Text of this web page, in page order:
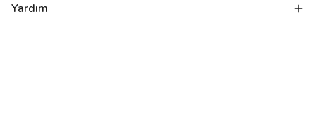
Yardım